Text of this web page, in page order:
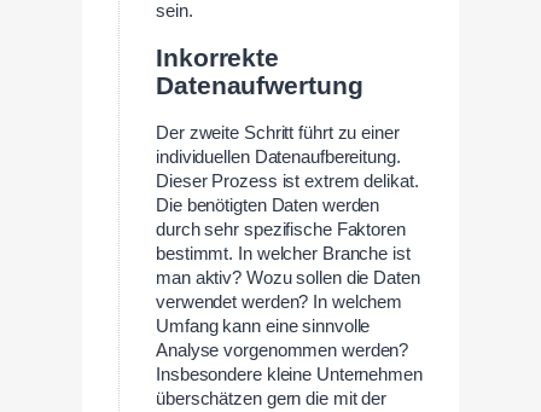
sein.
Inkorrekte
Datenaufwertung
Der zweite Schritt führt zu einer
individuellen Datenaufbereitung.
Dieser Prozess ist extrem delikat.
Die benötigten Daten werden
durch sehr spezifische Faktoren
bestimmt. In welcher Branche ist
man aktiv? Wozu sollen die Daten
verwendet werden? In welchem
Umfang kann eine sinnvolle
Analyse vorgenommen werden?
Insbesondere kleine Unternehmen
überschätzen gern die mit der